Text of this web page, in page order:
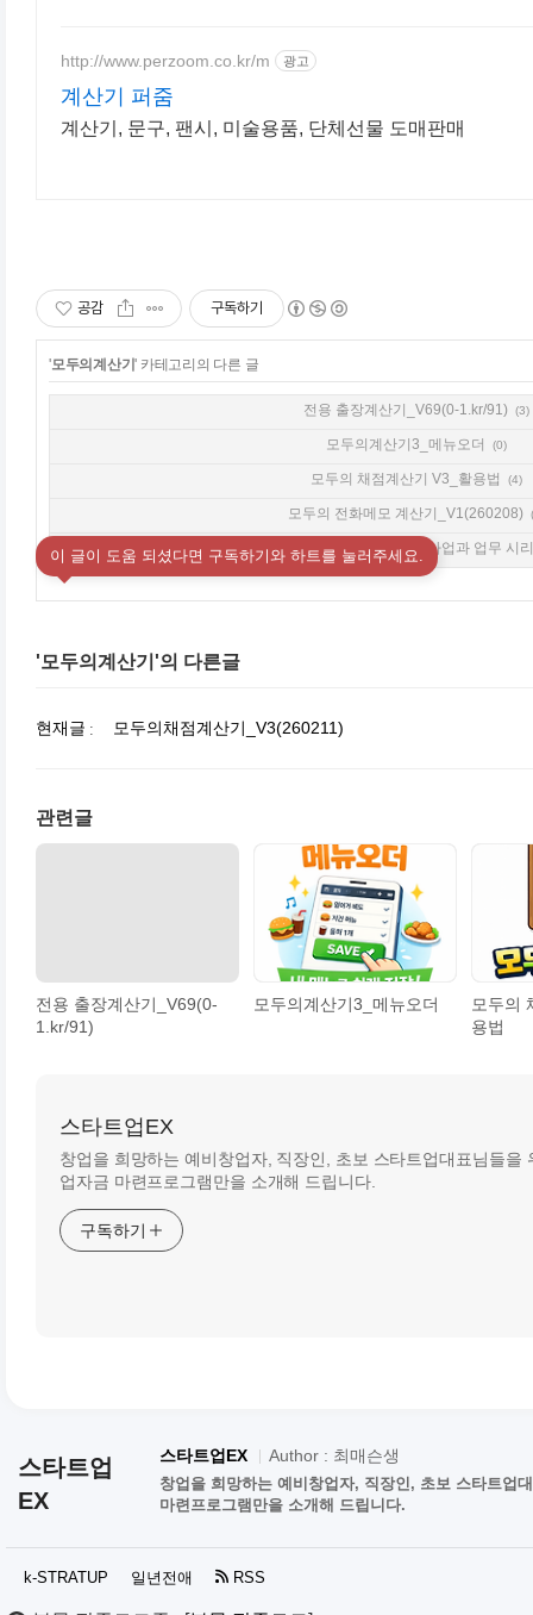
http://www.perzoom.co.kr/m 광고
계산기 퍼줌
계산기, 문구, 팬시, 미술용품, 단체선물 도매판매
공감 구독하기
'모두의계산기' 카테고리의 다른 글
전용 출장계산기_V69(0-1.kr/91) (3)
모두의계산기3_메뉴오더 (0)
모두의 채점계산기 V3_활용법 (4)
모두의 전화메모 계산기_V1(260208)
모두의 00 계산기 설명서_사업과 업무 시
이 글이 도움 되셨다면 구독하기와 하트를 눌러주세요.
'모두의계산기'의 다른글
현재글 모두의채점계산기_V3(260211)
관련글
전용 출장계산기_V69(0-
1.kr/91)
모두의계산기3_메뉴오더
모두의
용법
스타트업EX
창업을 희망하는 예비창업자, 직장인, 초보 스타트업대표님들을
업자금 마련프로그램만을 소개해 드립니다.
구독하기
스타트업
EX
스타트업EX Author : 최매슨생
창업을 희망하는 예비창업자, 직장인, 초보 스타트업
마련프로그램만을 소개해 드립니다.
k-STRATUP 일년전애 RSS